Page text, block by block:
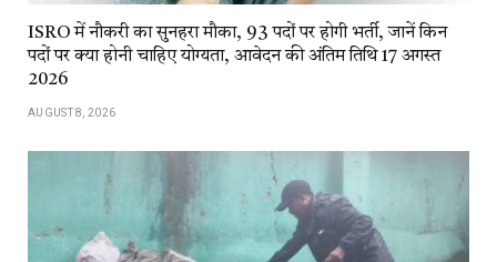
ISRO में नौकरी का सुनहरा मौका, 93 पदों पर होगी भर्ती, जानें किन
पदों पर क्या होनी चाहिए योग्यता, आवेदन की अंतिम तिथि 17 अगस्त
2026
AUGUST 8, 2026